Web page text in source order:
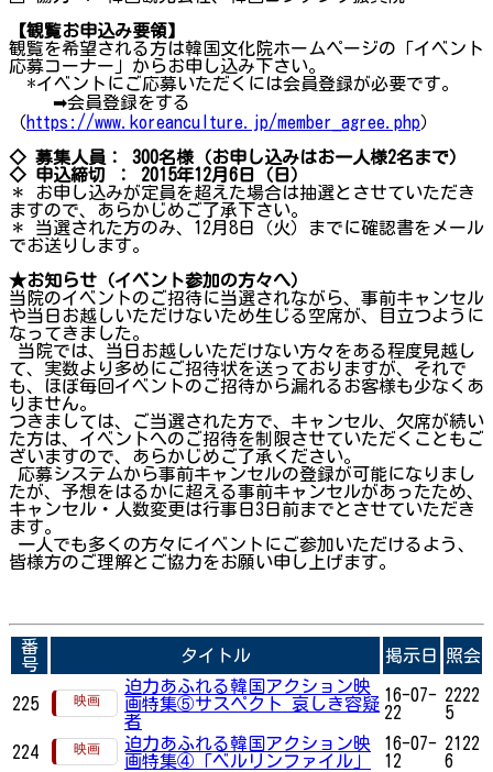
【観覧お申込み要領】
観覧を希望される方は韓国文化院ホームページの「イベント
応募コーナー」からお申し込み下さい。
*イベントにご応募いただくには会員登録が必要です。
➡会員登録をする
（https://www.koreanculture.jp/member_agree.php）
◇ 募集人員： 300名様（お申し込みはお一人様2名まで）
◇ 申込締切 ： 2015年12月6日（日）
＊ お申し込みが定員を超えた場合は抽選とさせていただき
ますので、あらかじめご了承下さい。
＊ 当選された方のみ、12月8日（火）までに確認書をメール
でお送りします。
★お知らせ（イベント参加の方々へ）
当院のイベントのご招待に当選されながら、事前キャンセル
や当日お越しいただけないため生じる空席が、目立つように
なってきました。
当院では、当日お越しいただけない方々をある程度見越し
て、実数より多めにご招待状を送っておりますが、それで
も、ほぼ毎回イベントのご招待から漏れるお客様も少なくあ
りません。
つきましては、ご当選された方で、キャンセル、欠席が続い
た方は、イベントへのご招待を制限させていただくこともご
ざいますので、あらかじめご了承ください。
応募システムから事前キャンセルの登録が可能になりまし
たが、予想をはるかに超える事前キャンセルがあったため、
キャンセル・人数変更は行事日3日前までとさせていただき
ます。
一人でも多くの方々にイベントにご参加いただけるよう、
皆様方のご理解とご協力をお願い申し上げます。
番
号
タイトル 掲示日 照会
225
迫力あふれる韓国アクション映
画特集⑤サスペクト 哀しき容疑
者
16-07-
22
2222
5
224
迫力あふれる韓国アクション映
画特集④「ベルリンファイル」
16-07-
12
2122
6